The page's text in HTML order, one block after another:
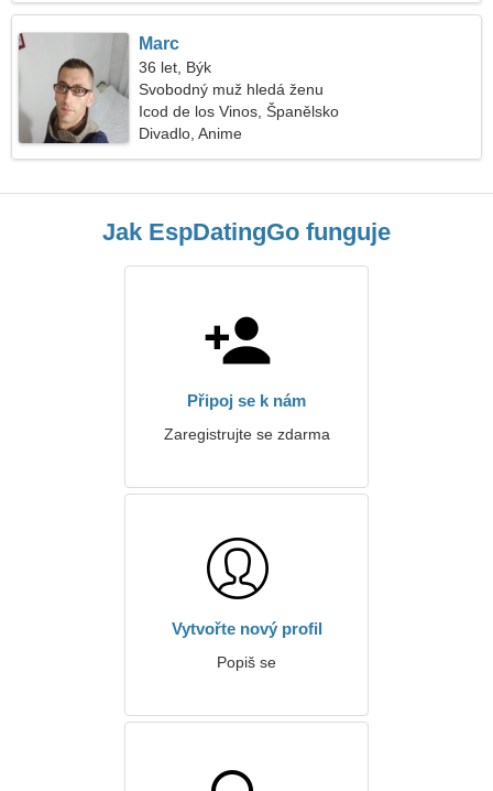
Marc
36 let, Býk
Svobodný muž hledá ženu
Icod de los Vinos, Španělsko
Divadlo, Anime
Jak EspDatingGo funguje
Připoj se k nám
Zaregistrujte se zdarma
Vytvořte nový profil
Popiš se